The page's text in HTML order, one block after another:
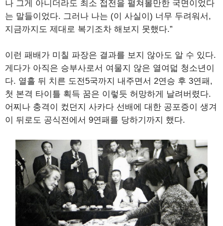
나 그게 아니더라도 최소 접전을 펼쳐볼만한 국면이었다
는 말들이었다. 그러나 나는 (이 사실이) 너무 두려워서,
지금까지도 제대로 복기조차 해보지 못했다.”
이런 패배가 미칠 파장은 결과를 보지 않아도 알 수 있다.
게다가 아직은 승부사로서 여물지 않은 열여덟 청소년이
다. 열흘 뒤 치른 도전5국까지 내주면서 2연승 후 3연패,
첫 본격 타이틀 획득 꿈은 이렇듯 허망하게 날려버렸다.
어찌나 충격이 컸던지 사카다 선배에 대한 공포증이 생겨
이 뒤로도 공식전에서 9연패를 당하기까지 했다.